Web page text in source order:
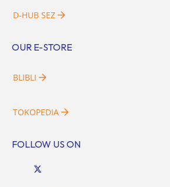
D-HUB SEZ
OUR E-STORE
BLIBLI
TOKOPEDIA
FOLLOW US ON